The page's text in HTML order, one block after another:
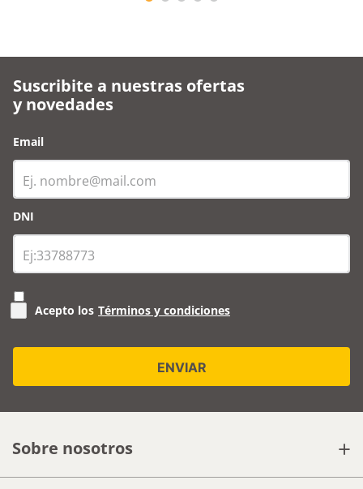
Suscribite a nuestras ofertas
y novedades
Email
DNI
Acepto los Términos y condiciones
Sobre nosotros +